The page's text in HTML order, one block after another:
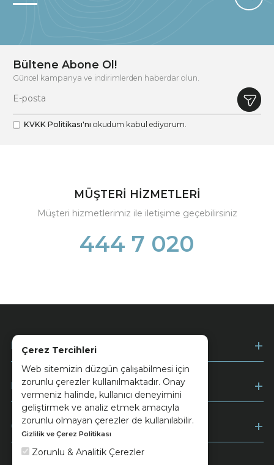
Çerez Tercihleri
Web sitemizin düzgün çalışabilmesi için
zorunlu çerezler kullanılmaktadır. Onay
vermeniz halinde, kullanıcı deneyimini
geliştirmek ve analiz etmek amacıyla
zorunlu olmayan çerezler de kullanılabilir.
Gizlilik ve Çerez Politikası
Zorunlu & Analitik Çerezler
Bültene Abone Ol!
Güncel kampanya ve indirimlerden haberdar olun.
KVKK Politikası'nı okudum kabul ediyorum.
MÜŞTERİ HİZMETLERİ
Müşteri hizmetlerimiz ile iletişime geçebilirsiniz
444 7 020
Kurumsal
Müşteri Hizmetleri
Ödeme